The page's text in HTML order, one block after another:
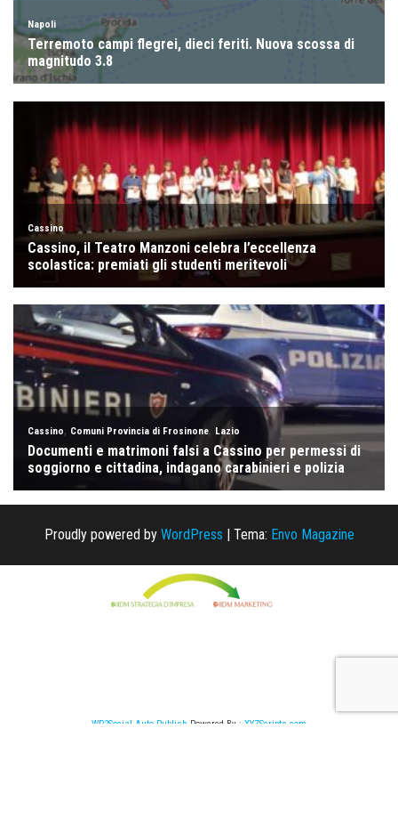
Proudly powered by WordPress | Tema: Envo Magazine
WP2Social Auto Publish Powered By : XYZScripts.com